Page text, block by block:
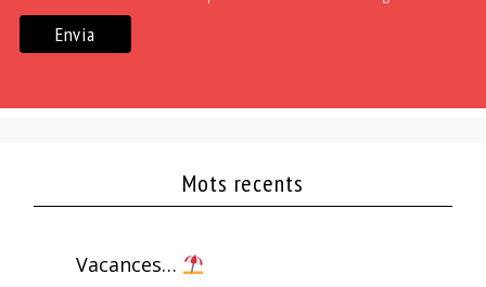
Mots recents
Vacances…